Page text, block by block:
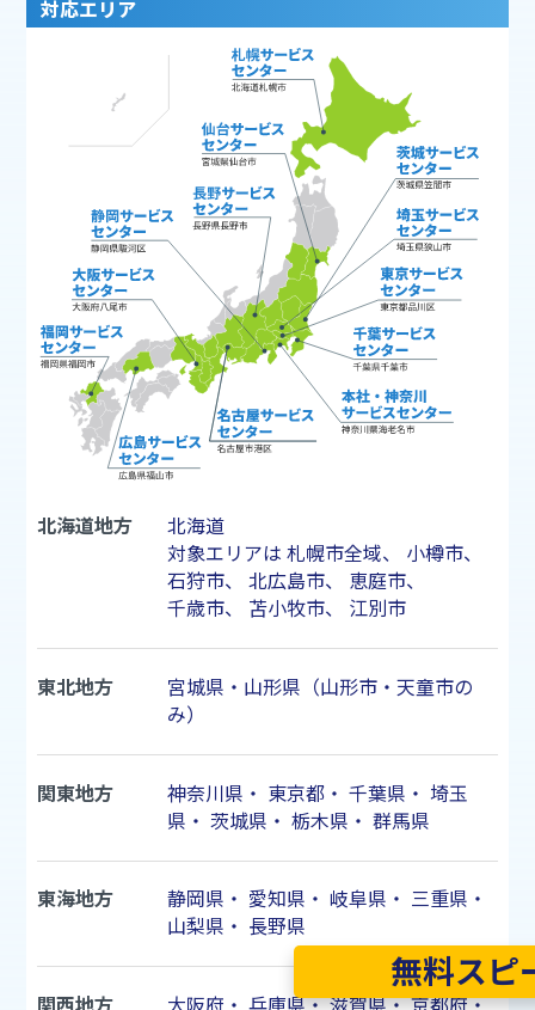
対応エリア
北海道地方
北海道
対象エリアは 札幌市全域、 小樽市、
石狩市、 北広島市、 恵庭市、
千歳市、 苫小牧市、 江別市
東北地方
宮城県・山形県（山形市・天童市の
み）
関東地方 神奈川県 ・ 東京都・ 千葉県 ・ 埼玉
県 ・ 茨城県 ・ 栃木県 ・ 群馬県
東海地方 静岡県 ・ 愛知県 ・ 岐阜県 ・ 三重県 ・
山梨県 ・ 長野県
無料スピ